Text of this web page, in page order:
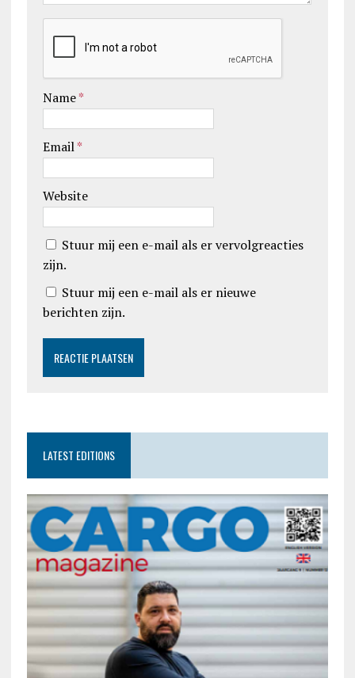
Name*
Email*
Website
Stuur mij een e-mail als er vervolgreacties
zijn.
Stuur mij een e-mail als er nieuwe
berichten zijn.
LATEST EDITIONS